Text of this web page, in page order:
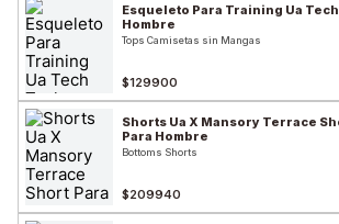
Esqueleto Para Training Ua
Hombre
Tops Camisetas sin Mangas
$129900
Shorts Ua X Mansory Terrace
Para Hombre
Bottoms Shorts
$209940